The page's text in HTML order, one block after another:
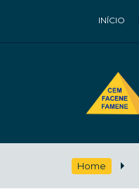
INÍCIO
Home